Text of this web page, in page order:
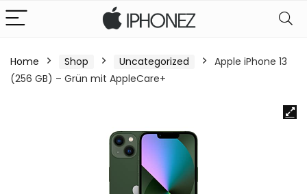
Home Shop Uncategorized
Apple iPhone 13
(256 GB) – Grün mit AppleCare+